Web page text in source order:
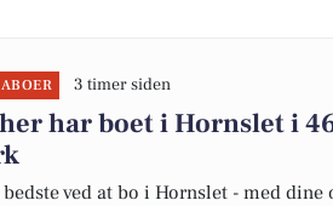
3 timer siden
har boet i Hornslet i
ved at bo i Hornslet - med dine